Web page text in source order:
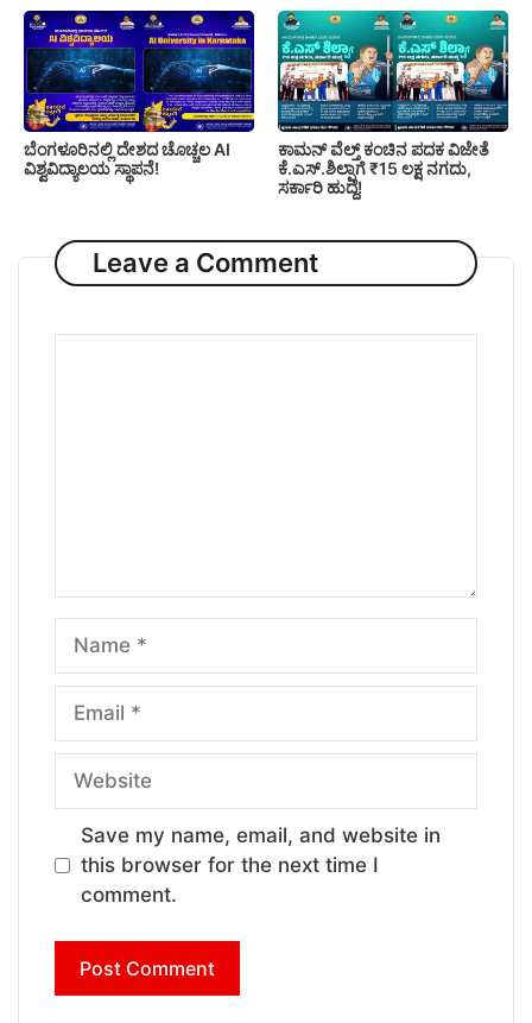
ಬೆಂಗಳೂರಿನಲ್ಲಿ ದೇಶದ ಚೊಚ್ಚಲ AI
ವಿಶ್ವವಿದ್ಯಾಲಯ ಸ್ಥಾಪನೆ!
ಕಾಮನ್ ವೆಲ್ತ್ ಕಂಚಿನ ಪದಕ ವಿಜೇತೆ
ಕೆ.ಎಸ್.ಶಿಲ್ಪಾಗೆ ₹15 ಲಕ್ಷ ನಗದು,
ಸರ್ಕಾರಿ ಹುದ್ದೆ!
Leave a Comment
Name
Email
Website
Save my name, email, and website in
this browser for the next time I
comment.